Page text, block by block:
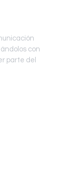
con
parte del